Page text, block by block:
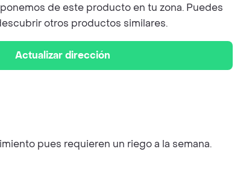
de este producto en tu zona. Puedes
otros productos similares.
Actualizar dirección
pues requieren un riego a la semana.